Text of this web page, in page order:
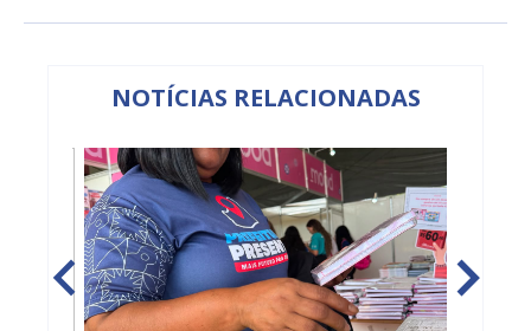
NOTÍCIAS RELACIONADAS